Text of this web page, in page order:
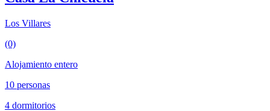
Los Villares
(0)
Alojamiento entero
10 personas
4 dormitorios